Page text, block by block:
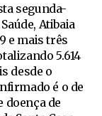
segunda-
Atibaia
e mais três
5.614
desde o
é o de
doença de